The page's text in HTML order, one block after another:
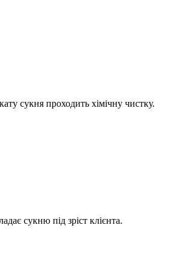
сукня проходить хімічну чистку.
сукню під зріст клієнта.